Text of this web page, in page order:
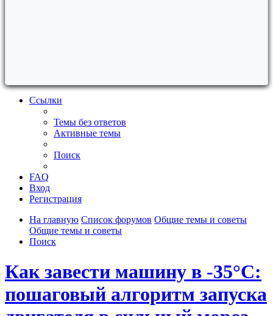
Ссылки
Темы без ответов
Активные темы
Поиск
FAQ
Вход
Регистрация
На главную Список форумов Общие темы и советы
Общие темы и советы
Поиск
Как завести машину в -35°C:
пошаговый алгоритм запуска